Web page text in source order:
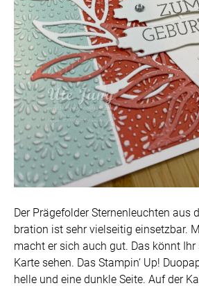
Der Prägefolder Sternenleuchten aus
bration ist sehr vielseitig einsetzbar.
macht er sich auch gut. Das könnt
Karte sehen. Das Stampin‘ Up!
helle und eine dunkle Seite. Auf der